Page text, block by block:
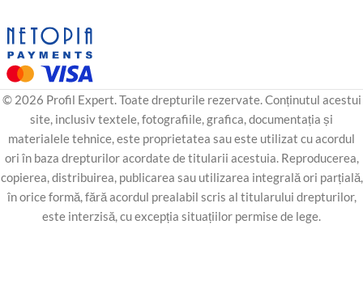
© 2026 Profil Expert. Toate drepturile rezervate. Conținutul acestui
site, inclusiv textele, fotografiile, grafica, documentația și
materialele tehnice, este proprietatea sau este utilizat cu acordul
ori în baza drepturilor acordate de titularii acestuia. Reproducerea,
copierea, distribuirea, publicarea sau utilizarea integrală ori parțială,
în orice formă, fără acordul prealabil scris al titularului drepturilor,
este interzisă, cu excepția situațiilor permise de lege.